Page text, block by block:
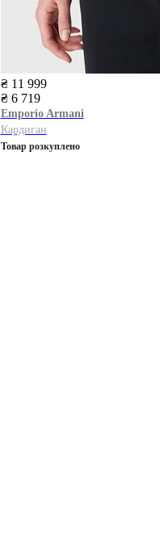
₴ 11 999
₴ 6 719
Emporio Armani
Кардиган
Товар розкуплено